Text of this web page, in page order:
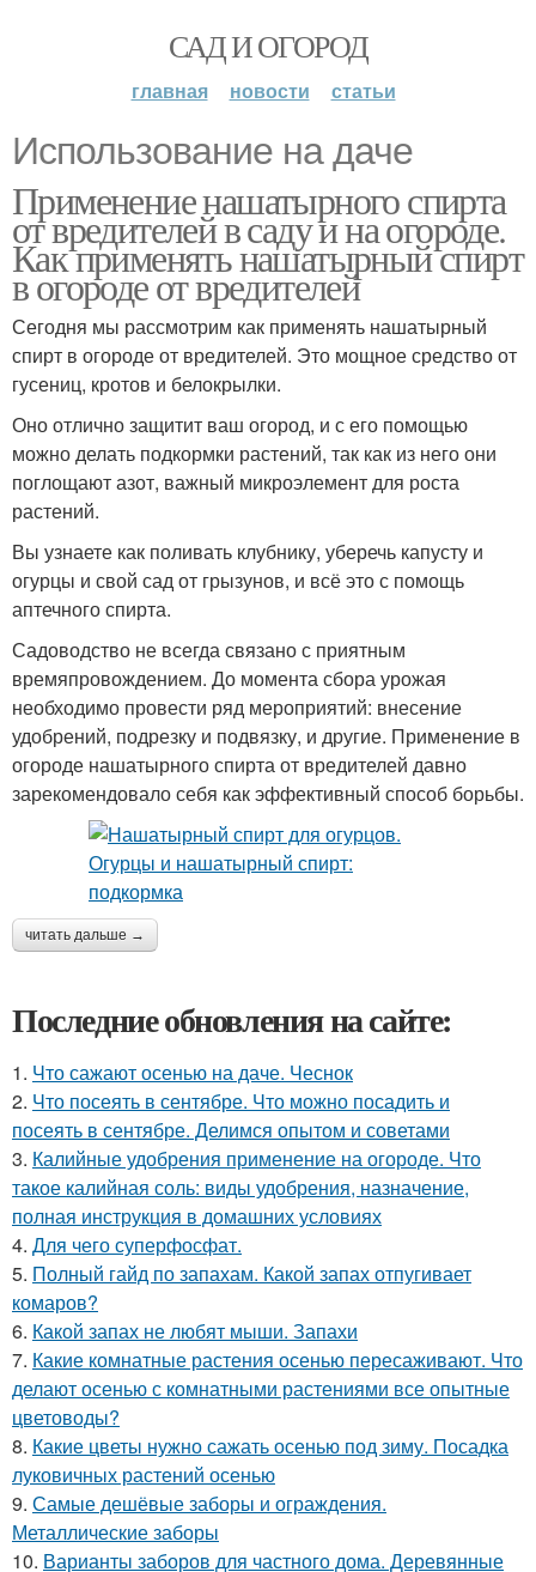
САД И ОГОРОД
главная новости статьи
Использование на даче
Применение нашатырного спирта
от вредителей в саду и на огороде.
Как применять нашатырный спирт
в огороде от вредителей
Сегодня мы рассмотрим как применять нашатырный
спирт в огороде от вредителей. Это мощное средство от
гусениц, кротов и белокрылки.
Оно отлично защитит ваш огород, и с его помощью
можно делать подкормки растений, так как из него они
поглощают азот, важный микроэлемент для роста
растений.
Вы узнаете как поливать клубнику, уберечь капусту и
огурцы и свой сад от грызунов, и всё это с помощь
аптечного спирта.
Садоводство не всегда связано с приятным
времяпровождением. До момента сбора урожая
необходимо провести ряд мероприятий: внесение
удобрений, подрезку и подвязку, и другие. Применение в
огороде нашатырного спирта от вредителей давно
зарекомендовало себя как эффективный способ борьбы.
читать дальше →
Последние обновления на сайте:
1. Что сажают осенью на даче. Чеснок
2. Что посеять в сентябре. Что можно посадить и
посеять в сентябре. Делимся опытом и советами
3. Калийные удобрения применение на огороде. Что
такое калийная соль: виды удобрения, назначение,
полная инструкция в домашних условиях
4. Для чего суперфосфат.
5. Полный гайд по запахам. Какой запах отпугивает
комаров?
6. Какой запах не любят мыши. Запахи
7. Какие комнатные растения осенью пересаживают. Что
делают осенью с комнатными растениями все опытные
цветоводы?
8. Какие цветы нужно сажать осенью под зиму. Посадка
луковичных растений осенью
9. Самые дешёвые заборы и ограждения.
Металлические заборы
10. Варианты заборов для частного дома. Деревянные